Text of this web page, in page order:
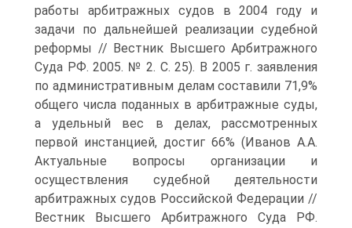
работы арбитражных судов в 2004 году и
задачи по дальнейшей реализации судебной
реформы // Вестник Высшего Арбитражного
Суда РФ. 2005. № 2. С. 25). В 2005 г. заявления
по административным делам составили 71,9%
общего числа поданных в арбитражные суды,
а удельный вес в делах, рассмотренных
первой инстанцией, достиг 66% (Иванов А.А.
Актуальные вопросы организации и
осуществления судебной деятельности
арбитражных судов Российской Федерации //
Вестник Высшего Арбитражного Суда РФ.